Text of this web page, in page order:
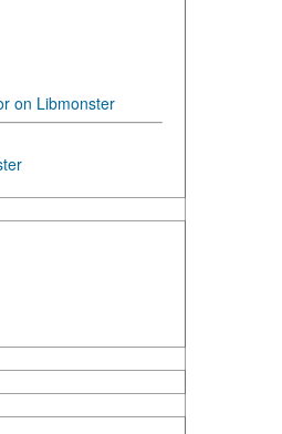
on Libmonster